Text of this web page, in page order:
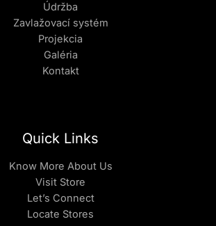
Údržba
Zavlažovací systém
Projekcia
Galéria
Kontakt
Quick Links
Know More About Us
Visit Store
Let’s Connect
Locate Stores